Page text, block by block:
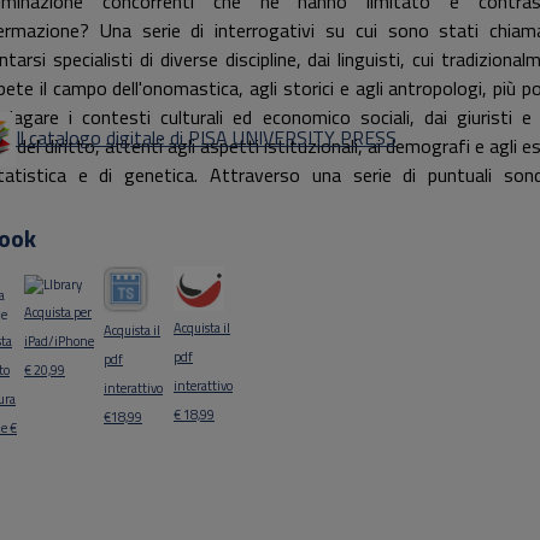
Una serie di interrogativi su cui sono stati
specialisti di diverse discipline, dai linguisti, cui
il campo dell'onomastica, agli storici e agli antropologi, più
i contesti culturali ed economico sociali, dai giuristi e
del diritto, attenti agli aspetti istituzionali, ai demografi e agli
e di genetica. Attraverso una serie di puntuali
con le situazioni riscontrabili nel resto dell'Europa latina,
comincia oggi a riemergere dalle nebbie della storia
le varie dinamiche sociali che ne hanno
complessità.
Il catalogo digitale di PISA UNIVERSITY PRESS
€
Acquista per
iPad/iPhone
€ 20,99
Acquista il
pdf
interattivo
€18,99
Acquista il
pdf
interattivo
€ 18,99